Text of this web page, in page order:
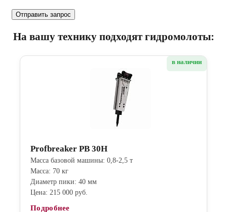
На вашу технику подходят гидромолоты:
в наличии
Profbreaker PB 30H
Масса базовой машины: 0,8-2,5 т
Масса: 70 кг
Диаметр пики: 40 мм
Цена: 215 000 руб.
Подробнее